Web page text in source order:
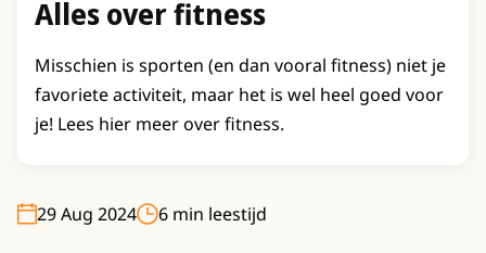
Alles over fitness
Misschien is sporten (en dan vooral fitness) niet je
favoriete activiteit, maar het is wel heel goed voor
je! Lees hier meer over fitness.
29 Aug 2024 6 min leestijd